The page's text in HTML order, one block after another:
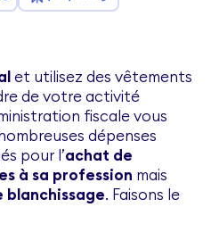
et utilisez des vêtements
de votre activité
fiscale vous
dépenses
pour l’achat de
à sa profession mais
blanchissage. Faisons le